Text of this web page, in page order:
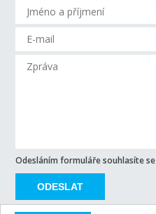
Odesláním formuláře souhlasíte se
ODESLAT